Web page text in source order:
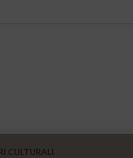
CULTURALI